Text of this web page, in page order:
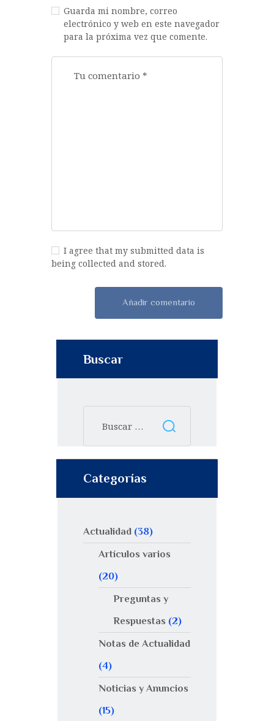
Guarda mi nombre, correo
electrónico y web en este navegador
para la próxima vez que comente.
I agree that my submitted data is
being collected and stored.
Buscar
Categorías
Actualidad (38)
Artículos varios
(20)
Preguntas y
Respuestas (2)
Notas de Actualidad
(4)
Noticias y Anuncios
(15)